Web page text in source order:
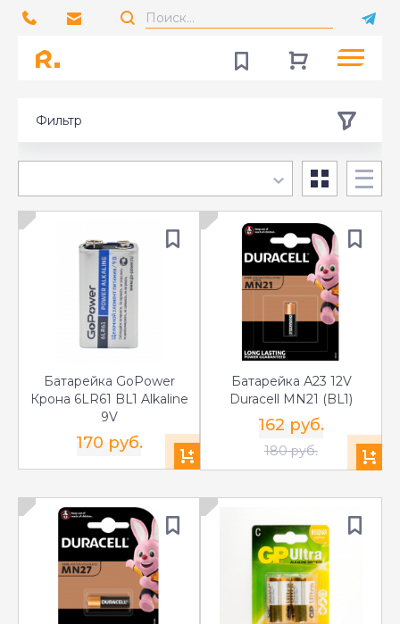
Фильтр
Батарейка GoPower
Крона 6LR61 BL1 Alkaline
9V
170 руб.
Батарейка А23 12V
Duracell MN21 (BL1)
162 руб.
180 руб.